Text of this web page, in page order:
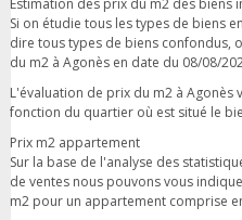
Si on étudie tous les types de biens
dire tous types de biens confondus,
du m2 à Agonès en date du 08/08/
L'évaluation de prix du m2 à Agonès
fonction du quartier où est situé le
Prix m2 appartement
Sur la base de l'analyse des
de ventes nous pouvons vous
m2 pour un appartement comprise